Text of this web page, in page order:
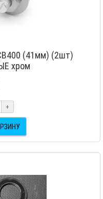
(41мм) (2шт)
хром
+